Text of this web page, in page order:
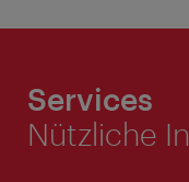
Services
Nützliche